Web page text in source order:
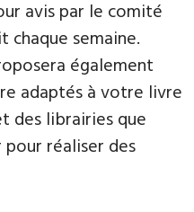
avis par le comité
chaque semaine.
également
adaptés à votre livre
des librairies que
réaliser des